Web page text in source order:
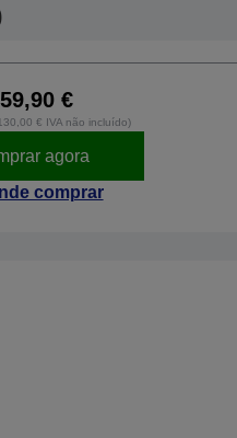
€
€ IVA não incluído)
agora
comprar